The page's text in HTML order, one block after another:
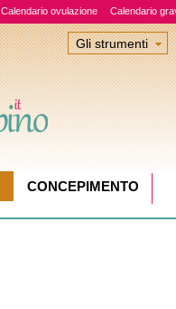
Calendario ovulazione Calendario
Gli strumenti
CONCEPIMENTO